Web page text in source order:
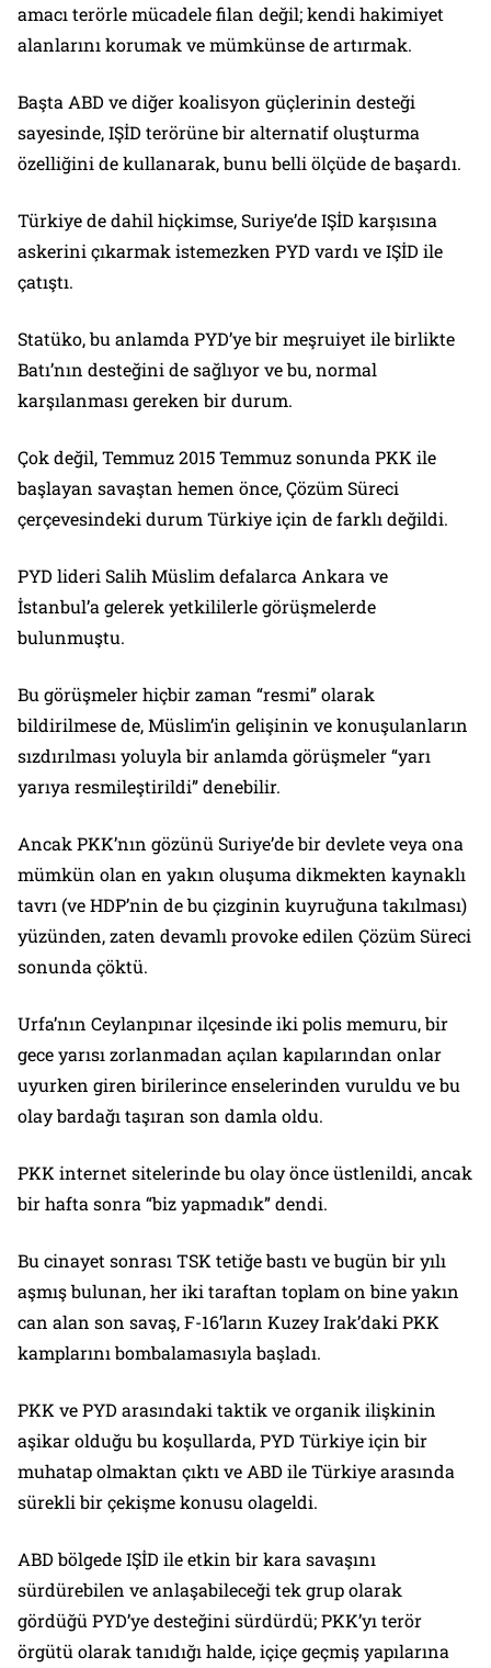
amacı terörle mücadele filan değil; kendi hakimiyet
alanlarını korumak ve mümkünse de artırmak.
Başta ABD ve diğer koalisyon güçlerinin desteği
sayesinde, IŞİD terörüne bir alternatif oluşturma
özelliğini de kullanarak, bunu belli ölçüde de başardı.
Türkiye de dahil hiçkimse, Suriye’de IŞİD karşısına
askerini çıkarmak istemezken PYD vardı ve IŞİD ile
çatıştı.
Statüko, bu anlamda PYD’ye bir meşruiyet ile birlikte
Batı’nın desteğini de sağlıyor ve bu, normal
karşılanması gereken bir durum.
Çok değil, Temmuz 2015 Temmuz sonunda PKK ile
başlayan savaştan hemen önce, Çözüm Süreci
çerçevesindeki durum Türkiye için de farklı değildi.
PYD lideri Salih Müslim defalarca Ankara ve
İstanbul’a gelerek yetkililerle görüşmelerde
bulunmuştu.
Bu görüşmeler hiçbir zaman “resmi” olarak
bildirilmese de, Müslim’in gelişinin ve konuşulanların
sızdırılması yoluyla bir anlamda görüşmeler “yarı
yarıya resmileştirildi” denebilir.
Ancak PKK’nın gözünü Suriye’de bir devlete veya ona
mümkün olan en yakın oluşuma dikmekten kaynaklı
tavrı (ve HDP’nin de bu çizginin kuyruğuna takılması)
yüzünden, zaten devamlı provoke edilen Çözüm Süreci
sonunda çöktü.
Urfa’nın Ceylanpınar ilçesinde iki polis memuru, bir
gece yarısı zorlanmadan açılan kapılarından onlar
uyurken giren birilerince enselerinden vuruldu ve bu
olay bardağı taşıran son damla oldu.
PKK internet sitelerinde bu olay önce üstlenildi, ancak
bir hafta sonra “biz yapmadık” dendi.
Bu cinayet sonrası TSK tetiğe bastı ve bugün bir yılı
aşmış bulunan, her iki taraftan toplam on bine yakın
can alan son savaş, F-16’ların Kuzey Irak’daki PKK
kamplarını bombalamasıyla başladı.
PKK ve PYD arasındaki taktik ve organik ilişkinin
aşikar olduğu bu koşullarda, PYD Türkiye için bir
muhatap olmaktan çıktı ve ABD ile Türkiye arasında
sürekli bir çekişme konusu olageldi.
ABD bölgede IŞİD ile etkin bir kara savaşını
sürdürebilen ve anlaşabileceği tek grup olarak
gördüğü PYD’ye desteğini sürdürdü; PKK’yı terör
örgütü olarak tanıdığı halde, içiçe geçmiş yapılarına